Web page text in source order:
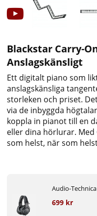
Blackstar Carry-
Anslagskänsligt
Ett digitalt piano som
anslagskänsliga
storleken och priset.
via de inbyggda
koppla in pianot till en
eller dina hörlurar. Med
som helst, när som
Audio-
699 kr